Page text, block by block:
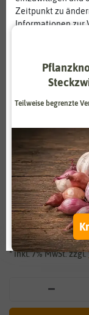
3,59 €
*
* inkl. 7% MwSt. zzgl.
Zeitpunkt zu
Informationen zur
Essenziell
Externe
Weitere
Teilweise begrenzte